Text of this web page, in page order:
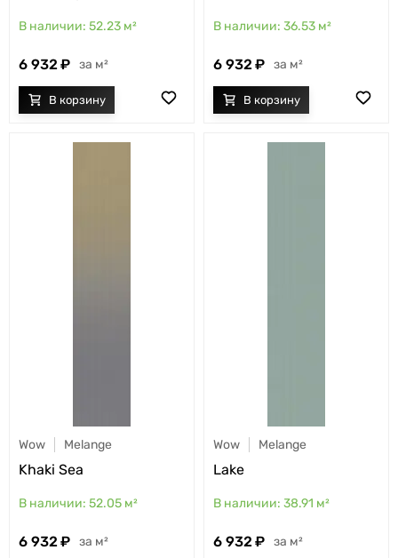
52.23 м²
6 932 м²
36.53 м²
6 932 м²
Wow Melange
Khaki Sea
52.05 м²
6 932 м²
Wow Melange
Lake
38.91 м²
6 932 м²